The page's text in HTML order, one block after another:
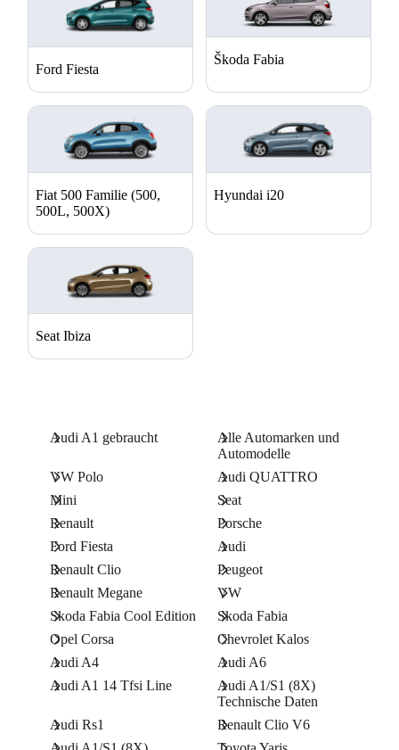
Ford Fiesta
Škoda Fabia
Fiat 500 Familie (500,
500L, 500X)
Hyundai i20
Seat Ibiza
Audi A1 gebraucht
Alle Automarken und
Automodelle
VW Polo
Audi QUATTRO
Mini
Seat
Renault
Porsche
Ford Fiesta
Audi
Renault Clio
Peugeot
Renault Megane
VW
Skoda Fabia Cool Edition
Skoda Fabia
Opel Corsa
Chevrolet Kalos
Audi A4
Audi A6
Audi A1 14 Tfsi Line
Audi A1/S1 (8X)
Technische Daten
Audi Rs1
Renault Clio V6